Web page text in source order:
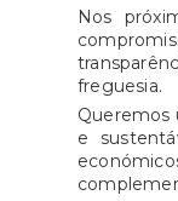
Nos
freguesia.
Queremos
e